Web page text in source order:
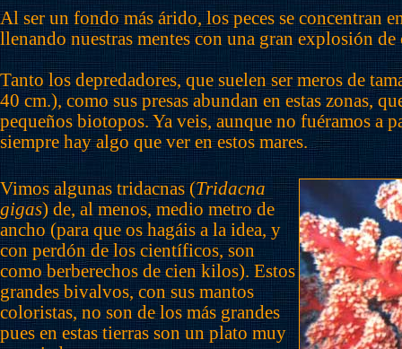
Al ser un fondo más árido, los peces se concentran
llenando nuestras mentes con una gran explosión
Tanto los depredadores, que suelen ser meros de
40 cm.), como sus presas abundan en estas zonas,
pequeños biotopos. Ya veis, aunque no fuéramos a
siempre hay algo que ver en estos mares.
Vimos algunas tridacnas (Tridacna
gigas) de, al menos, medio metro de
ancho (para que os hagáis a la idea, y
con perdón de los científicos, son
como berberechos de cien kilos). Estos
grandes bivalvos, con sus mantos
coloristas, no son de los más grandes
pues en estas tierras son un plato muy